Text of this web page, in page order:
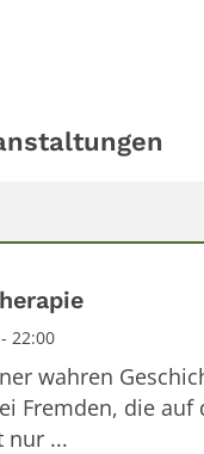
2026
22:00
wahren
Fremden, die auf
nur ...